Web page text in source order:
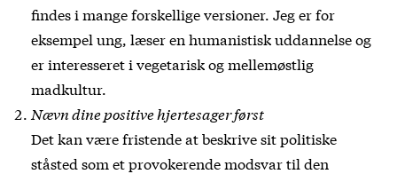
findes i mange forskellige versioner. Jeg er for
eksempel ung, læser en humanistisk uddannelse og
er interesseret i vegetarisk og mellemøstlig
madkultur.
Nævn dine positive hjertesager først
Det kan være fristende at beskrive sit politiske
ståsted som et provokerende modsvar til den